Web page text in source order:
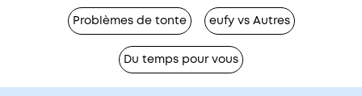
Problèmes de tonte eufy vs Autres
Du temps pour vous